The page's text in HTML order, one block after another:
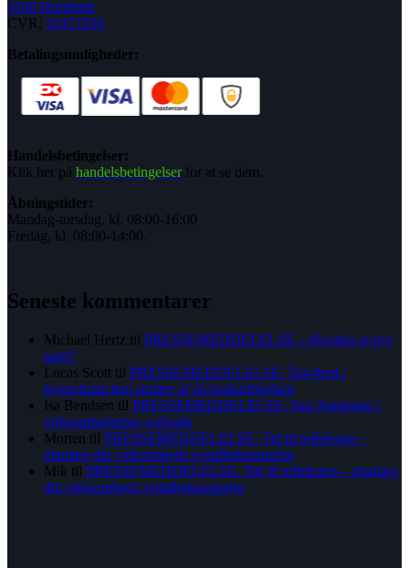
3100 Hornbæk
CVR: 32477259
Betalingsmuligheder:
Handelsbetingelser:
Klik her på handelsbetingelserfor at se dem.
Åbningstider:
Mandag-torsdag, kl. 08:00-16:00
Fredag, kl. 08:00-14:00.
Seneste kommentarer
Michael Hertz til PRESSEMEDDELELSE – Hvorfor et nyt
parti?
Lucas Scott til PRESSEMEDDELELSE: Travlhed i
byggebranchen smitter af på beskæftigelsen
Isa Bendsen til PRESSEMEDDELELSE: Stor fremgang i
virksomhedernes websalg
Morten til PRESSEMEDDELELSE: Tid til refleksion –
planlæg din virksomheds svindbekæmpelse
Mik til PRESSEMEDDELELSE: Tid til refleksion – planlæg
din virksomheds svindbekæmpelse